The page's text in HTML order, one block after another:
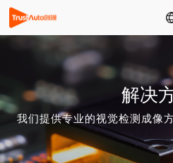
解决
我们提供专业的视觉检测成像